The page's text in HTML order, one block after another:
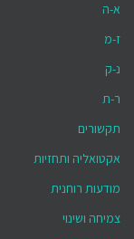
א-ה
ז-מ
נ-ק
ר-ת
תקשורים
אקטואליה ותחזיות
מודעות רוחנית
צמיחה ושינוי